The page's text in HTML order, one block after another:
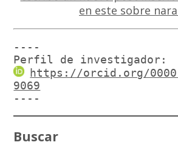
----
Perfil de investigador:
https://orcid.org/0000-
9069
----
Buscar